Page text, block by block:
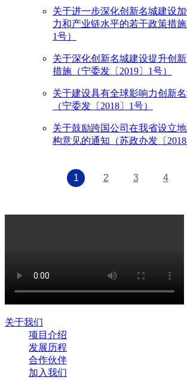
关于进一步深化创新名城建设
力和产业链水平的若干政策措施
1号）
关于深化创新名城建设提升创
措施（宁委发〔2019〕1号）
关于建设具有全球影响力创新
（宁委发〔2018〕1号）
关于鼓励跨国公司在我省设立
构意见的通知（苏政办发〔2018
1 2 3 4
关于我们
项目介绍
发展历程
合作伙伴
加入我们